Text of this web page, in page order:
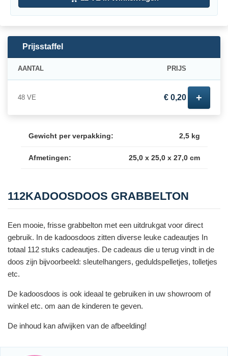
Prijsstaffel
AANTAL PRIJS
48 VE € 0,20 +
Gewicht per verpakking: 2,5 kg
Afmetingen: 25,0 x 25,0 x 27,0 cm
112KADOOSDOOS GRABBELTON
Een mooie, frisse grabbelton met een uitdrukgat voor direct
gebruik. In de kadoosdoos zitten diverse leuke cadeautjes In
totaal 112 stuks cadeautjes. De cadeaus die u terug vindt in de
doos zijn bijvoorbeeld: sleutelhangers, geduldspelletjes, tolletjes
etc.
De kadoosdoos is ook ideaal te gebruiken in uw showroom of
winkel etc. om aan de kinderen te geven.
De inhoud kan afwijken van de afbeelding!